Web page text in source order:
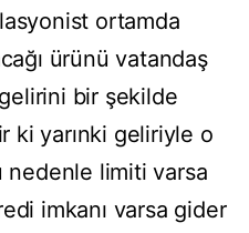
ortamda
ürünü vatandaş
bir şekilde
ki yarınki geliriyle o
nedenle limiti varsa
imkanı varsa gider